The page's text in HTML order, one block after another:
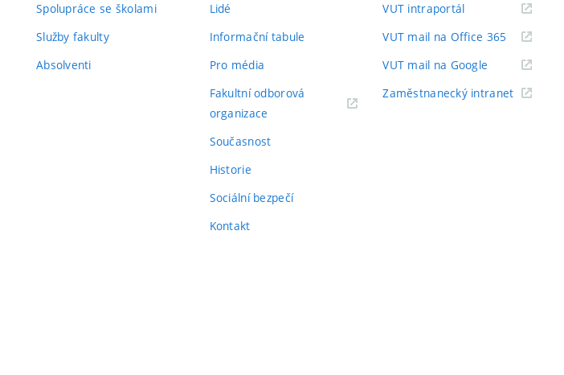
Spolupráce se školami
Služby fakulty
Absolventi
Lidé
Informační tabule
Pro média
Fakultní odborová
organizace
Současnost
Historie
Sociální bezpečí
Kontakt
VUT intraportál(externí
VUT mail na Office 365 (externí
VUT mail na Google (externí
Zaměstnanecký intranet(externí